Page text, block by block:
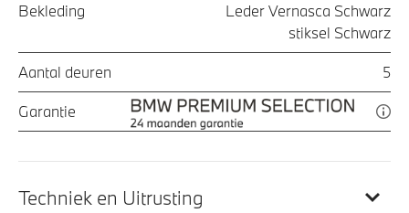
Bekleding
Leder Vernasca Schwarz
stiksel Schwarz
Aantal deuren 5
Garantie
Techniek en Uitrusting